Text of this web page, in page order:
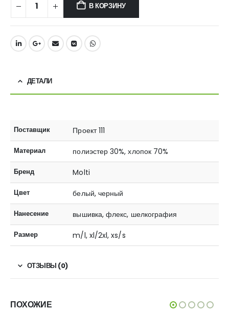
В КОРЗИНУ
ДЕТАЛИ
Поставщик Проект 111
Материал полиэстер 30%, хлопок 70%
Бренд Molti
Цвет белый, черный
Нанесение вышивка, флекс, шелкография
Размер m/l, xl/2xl, xs/s
ОТЗЫВЫ (0)
ПОХОЖИЕ